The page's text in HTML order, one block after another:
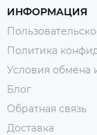
ИНФОРМАЦИЯ
Политика
Условия обмена
Блог
Обратная связь
Доставка